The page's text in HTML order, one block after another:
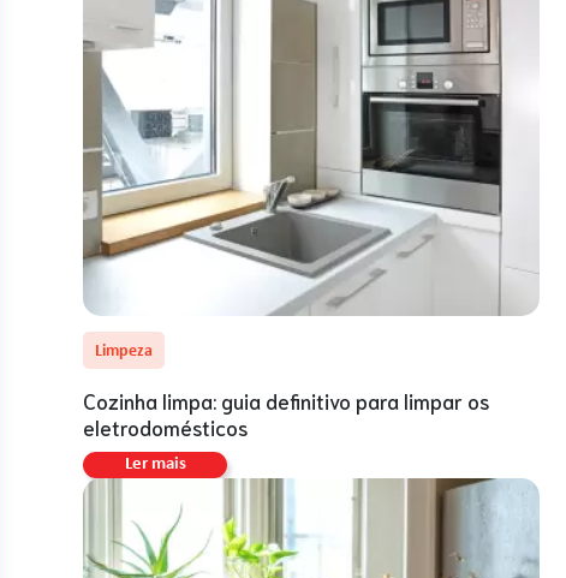
Limpeza
Cozinha limpa: guia definitivo para limpar os
eletrodomésticos
Ler mais